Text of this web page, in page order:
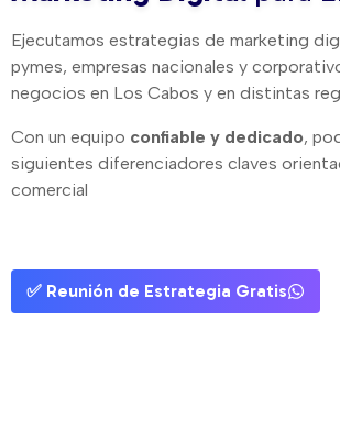
Ejecutamos estrategias de marketing
pymes, empresas nacionales y
negocios en Los Cabos y en distintas
Con un equipo confiable y dedicado,
siguientes diferenciadores claves
comercial
✅ Reunión de Estrategia Gratis